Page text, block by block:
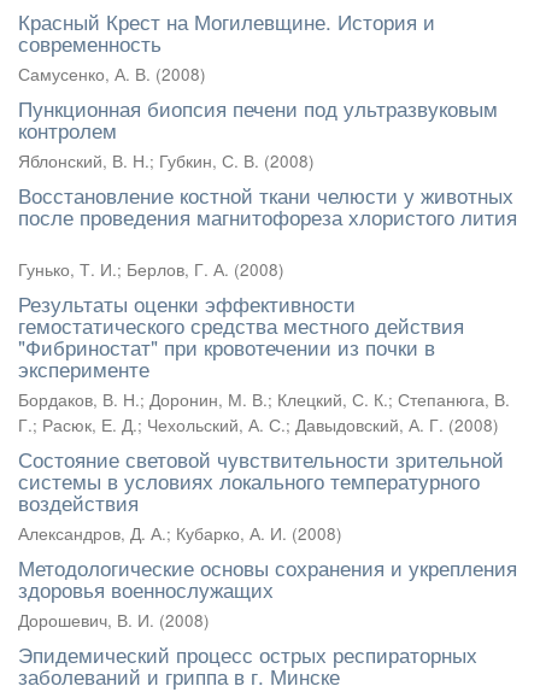
Красный Крест на Могилевщине. История и
современность
Самусенко, А. В. (2008)
Пункционная биопсия печени под ультразвуковым
контролем
Яблонский, В. Н.; Губкин, С. В. (2008)
Восстановление костной ткани челюсти у животных
после проведения магнитофореза хлористого лития
Гунько, Т. И.; Берлов, Г. А. (2008)
Результаты оценки эффективности
гемостатического средства местного действия
"Фибриностат" при кровотечении из почки в
эксперименте
Бордаков, В. Н.; Доронин, М. В.; Клецкий, С. К.; Степанюга, В.
Г.; Расюк, Е. Д.; Чехольский, А. С.; Давыдовский, А. Г. (2008)
Состояние световой чувствительности зрительной
системы в условиях локального температурного
воздействия
Александров, Д. А.; Кубарко, А. И. (2008)
Методологические основы сохранения и укрепления
здоровья военнослужащих
Дорошевич, В. И. (2008)
Эпидемический процесс острых респираторных
заболеваний и гриппа в г. Минске